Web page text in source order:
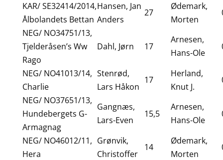
KAR/ SE32414/2014,
Ålbolandets Bettan
Hansen, Jan
Anders
27
Ødemark,
Morten
NEG/ NO34751/13,
Tjelderåsen’s Ww
Rago
Dahl, Jørn 17
Arnesen,
Hans-Ole
NEG/ NO41013/14,
Charlie
Stenrød,
Lars Håkon
17
Herland,
Knut J.
NEG/ NO37651/13,
Hundebergets G-
Armagnag
Gangnæs,
Lars-Even
15,5
Arnesen,
Hans-Ole
NEG/ NO46012/11,
Hera
Grønvik,
Christoffer
14
Ødemark,
Morten